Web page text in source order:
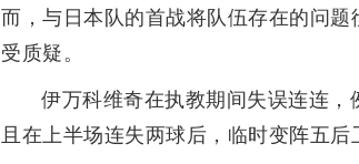
而，与日本队的首战将队伍存在的问
受质疑。
伊万科维奇在执教期间失误连连，
且在上半场连失两球后，临时变阵五